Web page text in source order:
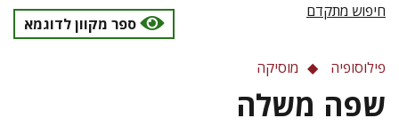
חיפוש מתקדם
ספר מקוון לדוגמא
פילוסופיה מוסיקה
שפה משלה